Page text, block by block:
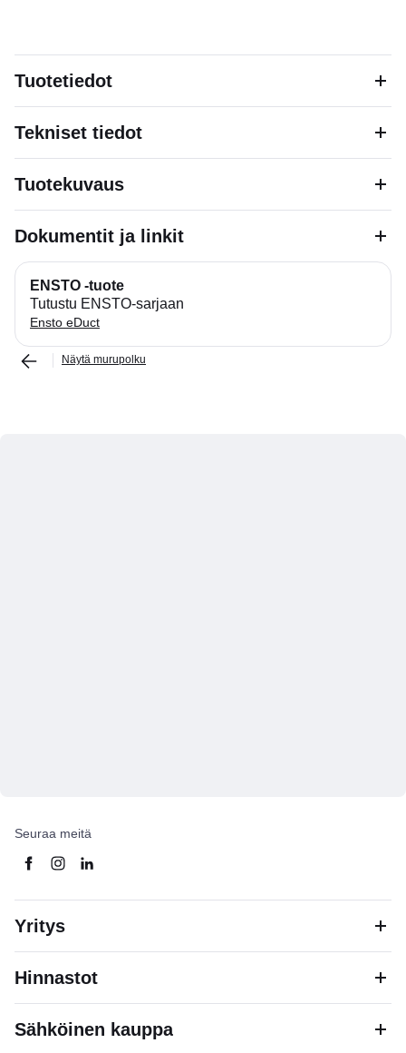
Tuotetiedot
Tekniset tiedot
Tuotekuvaus
Dokumentit ja linkit
ENSTO -tuote
Tutustu ENSTO-sarjaan
Ensto eDuct
Näytä murupolku
Seuraa meitä
Yritys
Hinnastot
Sähköinen kauppa